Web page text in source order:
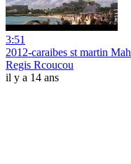
3:51
2012-caraibes st martin
Regis Rcoucou
il y a 14 ans